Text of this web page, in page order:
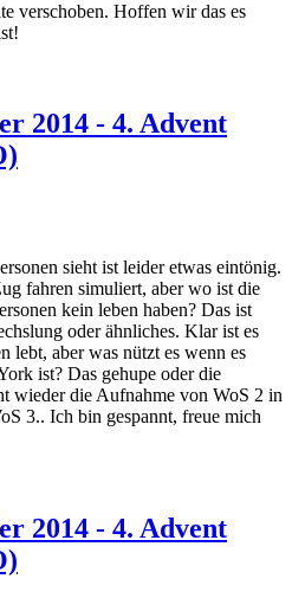
verschoben. Hoffen wir das es
2014 - 4. Advent
sieht ist leider etwas eintönig.
fahren simuliert, aber wo ist die
kein leben haben? Das ist
oder ähnliches. Klar ist es
lebt, aber was nützt es wenn es
ist? Das gehupe oder die
wieder die Aufnahme von WoS 2 in
3.. Ich bin gespannt, freue mich
2014 - 4. Advent